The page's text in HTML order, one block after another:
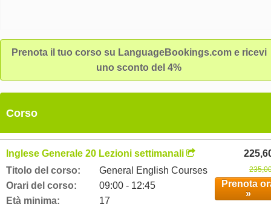
Prenota il tuo corso su LanguageBookings.com e ricevi
uno sconto del 4%
Corso
Inglese Generale 20 Lezioni settimanali
Titolo del corso:
General English Courses
Orari del corso:
09:00 - 12:45
Età minima:
17
Prenota
»